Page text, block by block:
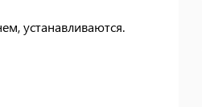
устанавливаются.